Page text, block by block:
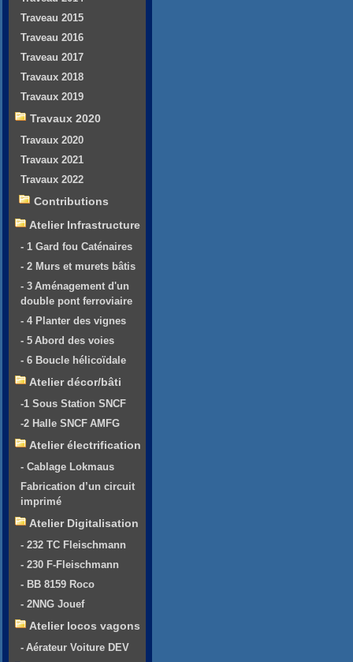
Traveau 2015
Traveau 2016
Traveau 2017
Travaux 2018
Travaux 2019
Travaux 2020
Travaux 2020
Travaux 2021
Travaux 2022
Contributions
Atelier Infrastructure
- 1 Gard fou Caténaires
- 2 Murs et murets bâtis
- 3 Aménagement d'un
double pont ferroviaire
- 4 Planter des vignes
- 5 Abord des voies
- 6 Boucle hélicoïdale
Atelier décor/bâti
-1 Sous Station SNCF
-2 Halle SNCF AMFG
Atelier électrification
- Cablage Lokmaus
Fabrication d’un circuit
imprimé
Atelier Digitalisation
- 232 TC Fleischmann
- 230 F-Fleischmann
- BB 8159 Roco
- 2NNG Jouef
Atelier locos vagons
- Aérateur Voiture DEV